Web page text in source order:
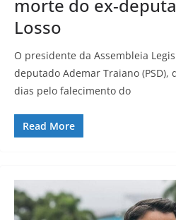
morte do ex-
Losso
O presidente da Assembleia
deputado Ademar Traiano
dias pelo falecimento do
Read More